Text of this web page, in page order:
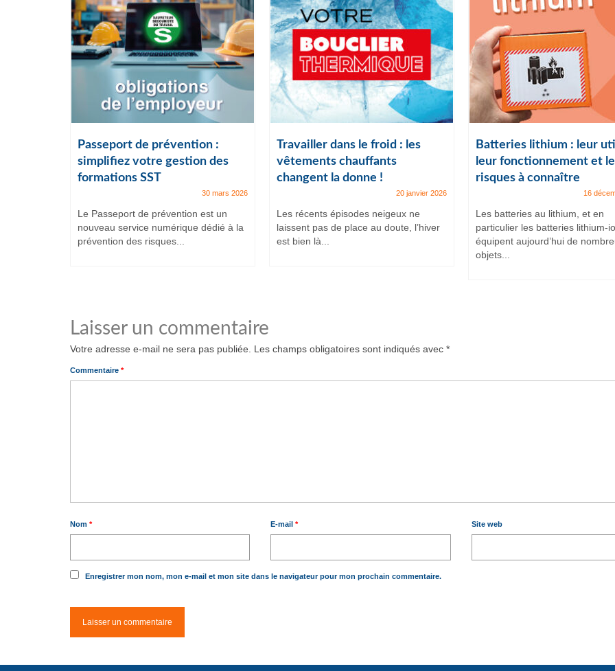
Passeport de prévention :
simplifiez votre gestion des
formations SST
30 mars 2026
Le Passeport de prévention est un
nouveau service numérique dédié à la
prévention des risques...
Travailler dans le froid : les
vêtements chauffants
changent la donne !
20 janvier 2026
Les récents épisodes neigeux ne
laissent pas de place au doute, l’hiver
est bien là...
Batteries lithium : leur
leur fonctionnement et
risques à connaître
16
Les batteries au lithium, et en
particulier les batteries lithium-
équipent aujourd’hui de
objets...
Laisser un commentaire
Votre adresse e-mail ne sera pas publiée. Les champs obligatoires sont indiqués avec *
Commentaire *
Nom * E-mail* Site web
Enregistrer mon nom, mon e-mail et mon site dans le navigateur pour mon prochain commentaire.